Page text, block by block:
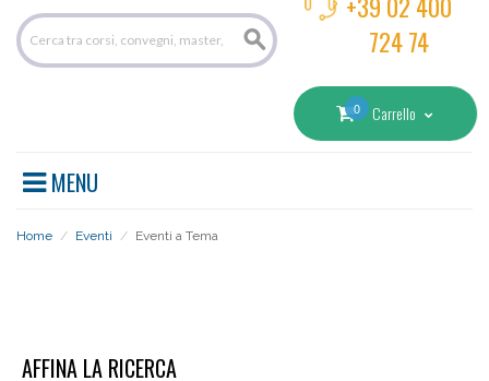
724 74
0 Carrello
MENU
Home / Eventi / Eventi a Tema
AFFINA LA RICERCA